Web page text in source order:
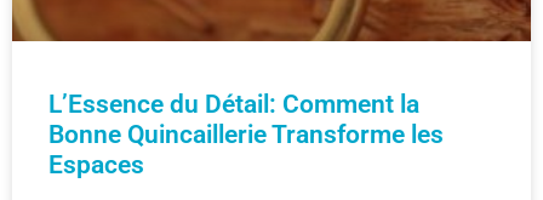
L’Essence du Détail: Comment la
Bonne Quincaillerie Transforme les
Espaces